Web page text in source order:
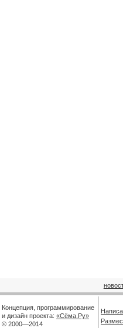
Концепция, программирование
и дизайн проекта: «Сёма.Ру»
© 2000—2014